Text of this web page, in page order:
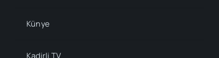
Künye
Kadirli TV